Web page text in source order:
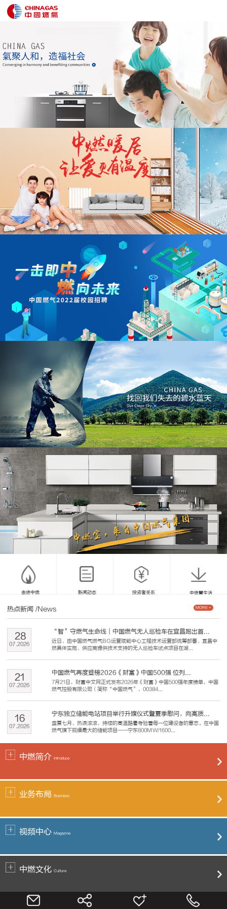
走进中燃 新闻动态 投资者关系 中燃慧生活
热点新闻 /News
“智”守燃气生命线｜中国燃气无人巡检车在宜昌跑出首...
近日，由中国燃气燃气BG运营赋能中心工程技术运营部统筹部署、宜昌中
燃具体实施、供应商提供技术支持的无人巡检车试点项目在湖...
07.2026
28
中国燃气再度登榜2026《财富》中国500强 位列...
7月21日，财富中文网正式发布2026年《财富》中国500强年度榜单，中国
燃气控股有限公司（简称“中国燃气”，00384...
07.2026
21
宁东独立储能电站项目举行升旗仪式暨夏季慰问，向高质...
盛夏七月，热浪滚滚，持续的高温酷暑考验着每一位建设者的意志。在中国
燃气旗下规模最大的储能项目——宁东800MW/1600...
07.2026
16
MORE +
中燃简介 Introduce
业务布局 Business
视频中心 Magazine
中燃文化 Culture